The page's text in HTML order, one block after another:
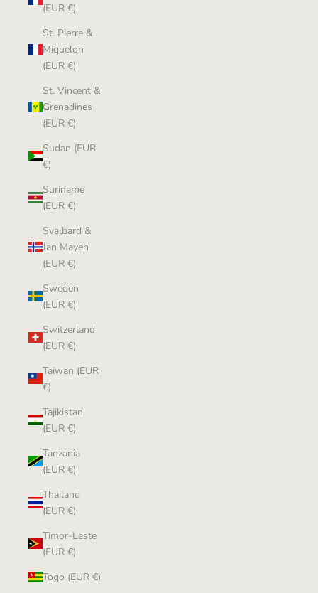
(EUR €)
St. Pierre &
Miquelon
(EUR €)
St. Vincent &
Grenadines
(EUR €)
Sudan (EUR
€)
Suriname
(EUR €)
Svalbard &
Jan Mayen
(EUR €)
Sweden
(EUR €)
Switzerland
(EUR €)
Taiwan (EUR
€)
Tajikistan
(EUR €)
Tanzania
(EUR €)
Thailand
(EUR €)
Timor-Leste
(EUR €)
Togo (EUR €)